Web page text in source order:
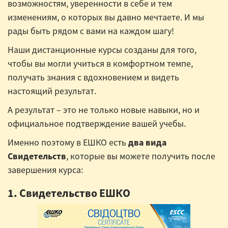
возможностям, уверенности в себе и тем
изменениям, о которых вы давно мечтаете. И мы
рады быть рядом с вами на каждом шагу!
Наши дистанционные курсы созданы для того,
чтобы вы могли учиться в комфортном темпе,
получать знания с вдохновением и видеть
настоящий результат.
А результат – это не только новые навыки, но и
официальное подтверждение вашей учебы.
Именно поэтому в ЕШКО есть два вида
Свидетельств, которые вы можете получить после
завершения курса:
1. Свидетельство ЕШКО